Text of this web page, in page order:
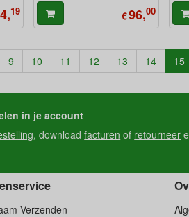
19 €96,00
9 10 11 12 13 14 15
in je account
, downloadfacturen of retourneer
Verzenden